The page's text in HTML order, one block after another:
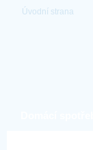
Úvodní strana